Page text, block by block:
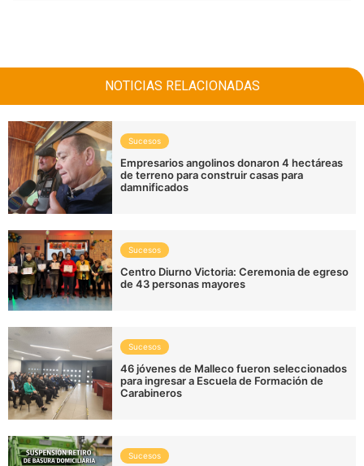
NOTICIAS RELACIONADAS
Sucesos
Empresarios angolinos donaron 4 hectáreas
de terreno para construir casas para
damnificados
Sucesos
Centro Diurno Victoria: Ceremonia de egreso
de 43 personas mayores
Sucesos
46 jóvenes de Malleco fueron seleccionados
para ingresar a Escuela de Formación de
Carabineros
Sucesos